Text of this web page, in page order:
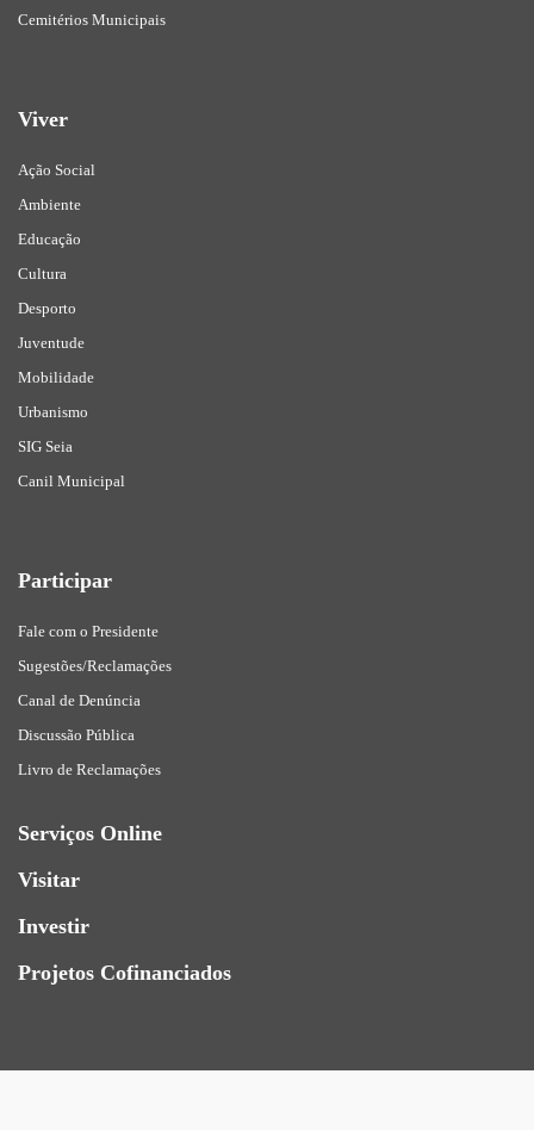
Cemitérios Municipais
Viver
Ação Social
Ambiente
Educação
Cultura
Desporto
Juventude
Mobilidade
Urbanismo
SIG Seia
Canil Municipal
Participar
Fale com o Presidente
Sugestões/Reclamações
Canal de Denúncia
Discussão Pública
Livro de Reclamações
Serviços Online
Visitar
Investir
Projetos Cofinanciados